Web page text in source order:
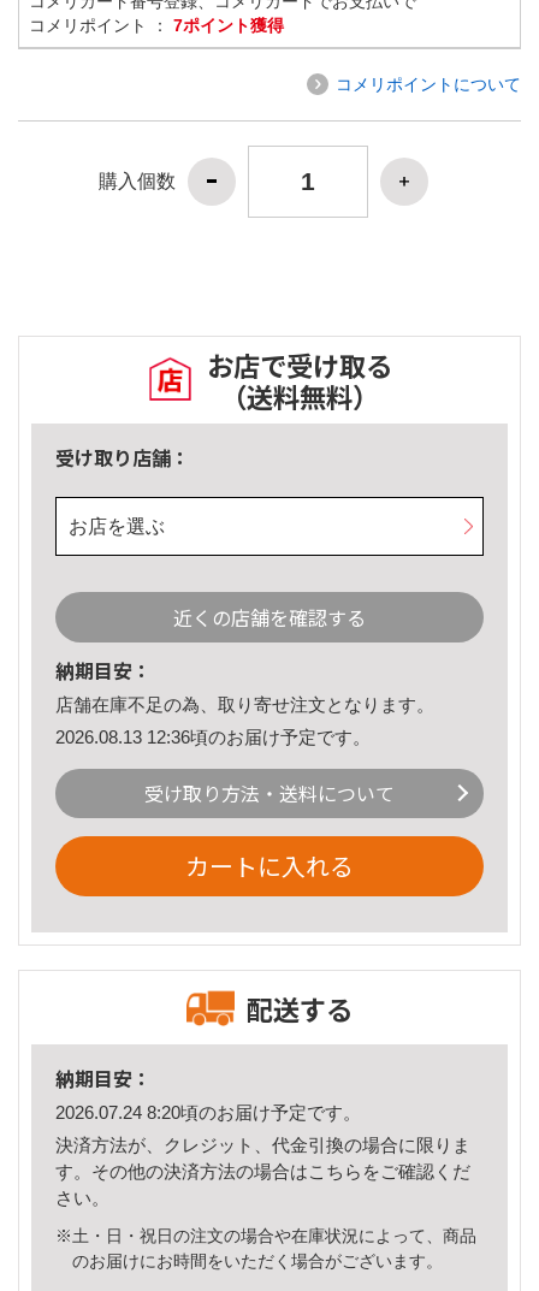
コメリポイント ： 7ポイント獲得
コメリポイントについて
購入個数
お店で受け取る
（送料無料）
受け取り店舗：
お店を選ぶ
近くの店舗を確認する
納期目安：
店舗在庫不足の為、取り寄せ注文となります。
2026.08.13 12:36頃のお届け予定です。
受け取り方法・送料について
カートに入れる
配送する
納期目安：
2026.07.24 8:20頃のお届け予定です。
決済方法が、クレジット、代金引換の場合に限りま
す。その他の決済方法の場合はこちら をご確認くだ
さい。
※土・日・祝日の注文の場合や在庫状況によって、商品
のお届けにお時間をいただく場合がございます。